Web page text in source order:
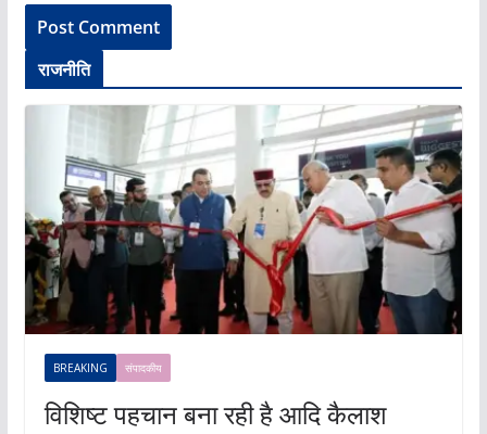
राजनीति
BREAKING संपादकीय
विशिष्ट पहचान बना रही है आदि कैलाश